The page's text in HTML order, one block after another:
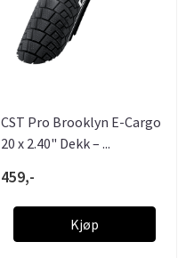
CST Pro Brooklyn E-Cargo
20 x 2.40" Dekk – ...
459,-
Kjøp